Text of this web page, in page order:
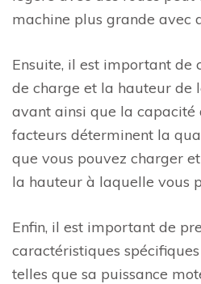
machine plus grande avec
Ensuite, il est important de
de charge et la hauteur de
avant ainsi que la capacité
facteurs déterminent la
que vous pouvez charger
la hauteur à laquelle vous
Enfin, il est important de
caractéristiques
telles que sa puissance